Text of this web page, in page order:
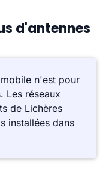
d'antennes
n'est pour
Les réseaux
de Lichères
installées dans